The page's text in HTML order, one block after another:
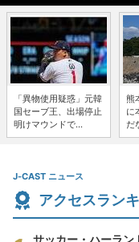
「異物使用疑惑」元韓
国セーブ王、出場停止
明けマウンドで...
熊
に
だ
J-CAST ニュース
アクセスラン
サッカー・ハーラン